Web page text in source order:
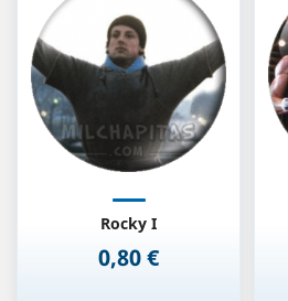
Rocky I
Precio
0,80 €